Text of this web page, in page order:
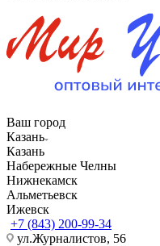
Ваш город
Казань
Казань
Набережные Челны
Нижнекамск
Альметьевск
Ижевск
+7 (843) 200-99-34
ул.Журналистов, 56